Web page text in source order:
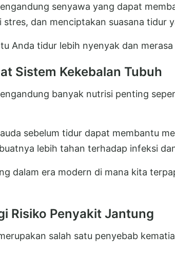
senyawa yang dapat
stres, dan menciptakan suasana tidur
Anda tidur lebih nyenyak dan
Sistem Kekebalan Tubuh
banyak nutrisi penting
sebelum tidur dapat membantu
lebih tahan terhadap infeksi
dalam era modern di mana kita
Risiko Penyakit Jantung
salah satu penyebab